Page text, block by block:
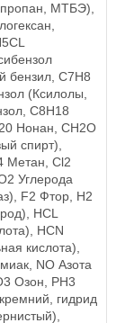
МТБЭ),
бензил, C7H8
(Ксилолы,
C8H18
Нонан, CH2O
спирт),
Метан, Cl2
Углерода
F2 Фтор, H2
HCL
HCN
кислота),
NO Азота
Озон, PH3
гидрид